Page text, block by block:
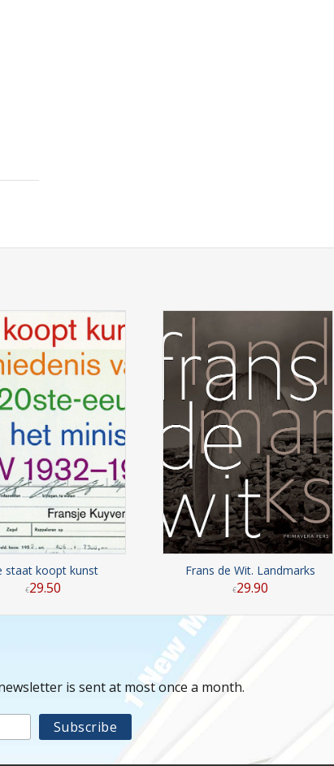
staat koopt kunst
€29.50
Frans de Wit. Landmarks
€29.90
is sent at most once a month.